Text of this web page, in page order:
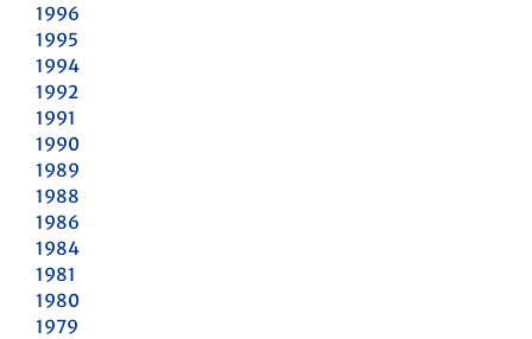
1996
1995
1994
1992
1991
1990
1989
1988
1986
1984
1981
1980
1979